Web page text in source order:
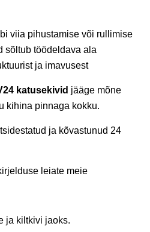
viia pihustamise või rullimise
sõltub töödeldava ala
ja imavusest
katusekivid jääge mõne
kihina pinnaga kokku.
ja kõvastunud 24
leiate meie
ja kiltkivi jaoks.